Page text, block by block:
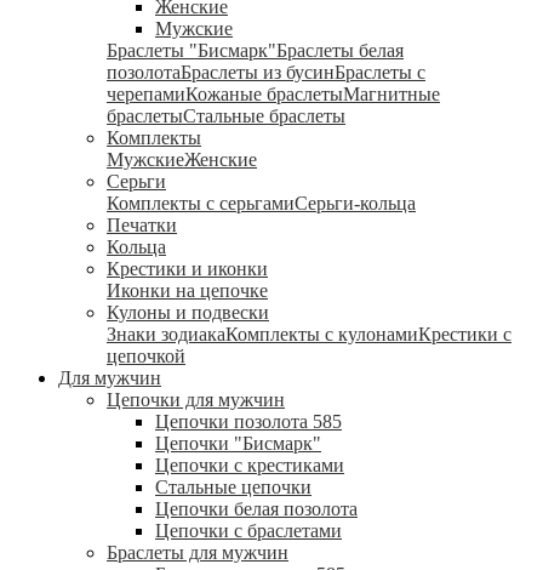
Женские
Мужские
Браслеты "Бисмарк"Браслеты белая
позолотаБраслеты из бусинБраслеты с
черепамиКожаные браслетыМагнитные
браслетыСтальные браслеты
Комплекты
МужскиеЖенские
Серьги
Комплекты с серьгамиСерьги-кольца
Печатки
Кольца
Крестики и иконки
Иконки на цепочке
Кулоны и подвески
Знаки зодиакаКомплекты с кулонамиКрестики с
цепочкой
Для мужчин
Цепочки для мужчин
Цепочки позолота 585
Цепочки "Бисмарк"
Цепочки с крестиками
Стальные цепочки
Цепочки белая позолота
Цепочки с браслетами
Браслеты для мужчин